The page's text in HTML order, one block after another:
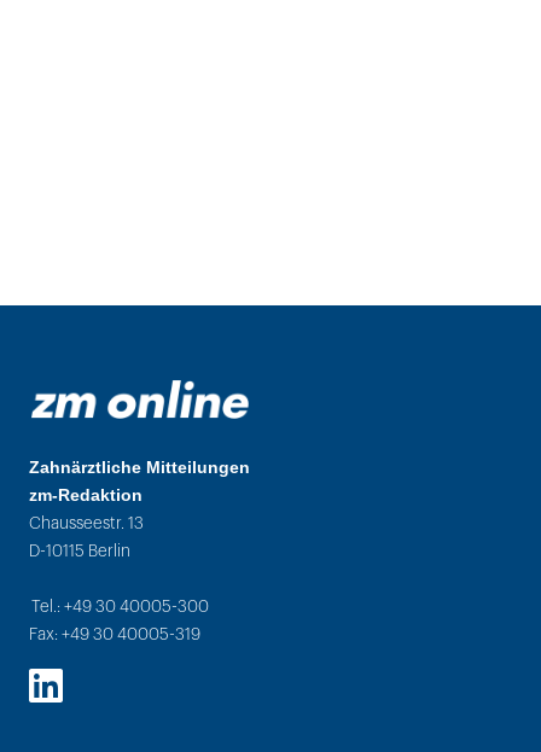
Zahnärztliche Mitteilungen
zm-Redaktion
Chausseestr. 13
D-10115 Berlin
Tel.: +49 30 40005-300
Fax: +49 30 40005-319
LinkedIn